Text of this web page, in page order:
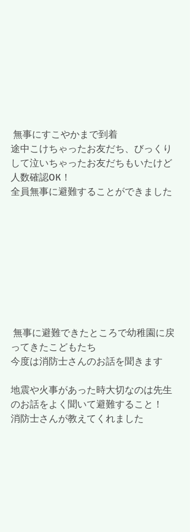
無事にすこやかまで到着
途中こけちゃったお友だち、びっくり
して泣いちゃったお友だちもいたけど
人数確認OK！
全員無事に避難することができました
ってきたこどもたち
今度は消防士さんのお話を聞きます
地震や火事があった時大切なのは先生
のお話をよく聞いて避難すること！
消防士さんが教えてくれました